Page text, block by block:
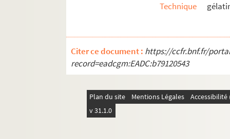
Technique
Citer ce document : https://ccfr.bnf.fr/
record=eadcgm:EADC:b79120543
Plan du site Mentions Légales
v 31.1.0